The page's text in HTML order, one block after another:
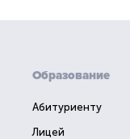
Образование
Абитуриенту
Лицей